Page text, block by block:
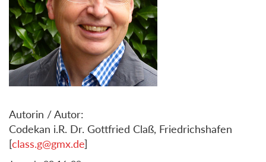
Autorin / Autor:
Codekan i.R. Dr. Gottfried Claß, Friedrichshafen
[class.g@gmx.de]